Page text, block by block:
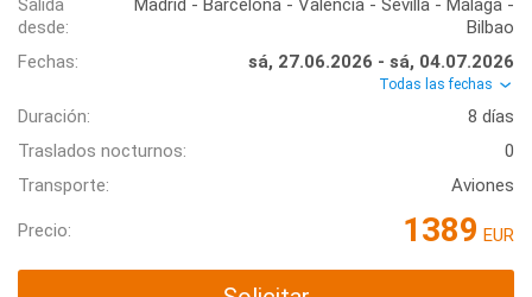
Salida
desde:
Madrid - Barcelona - Valencia - Sevilla - Málaga -
Bilbao
Fechas:
sá, 27.06.2026 - sá, 04.07.2026
Todas las fechas
Duración:
8 días
Traslados nocturnos:
0
Transporte:
Aviones
Precio: 1389 EUR